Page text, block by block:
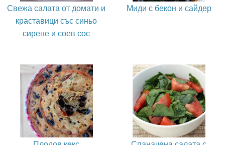
Свежа салата от домати и
краставици със синьо
сирене и соев сос
Миди с бекон и сайдер